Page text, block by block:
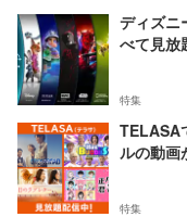
ディズニ
べて見放
特集
TELASA
ルの動画
特集